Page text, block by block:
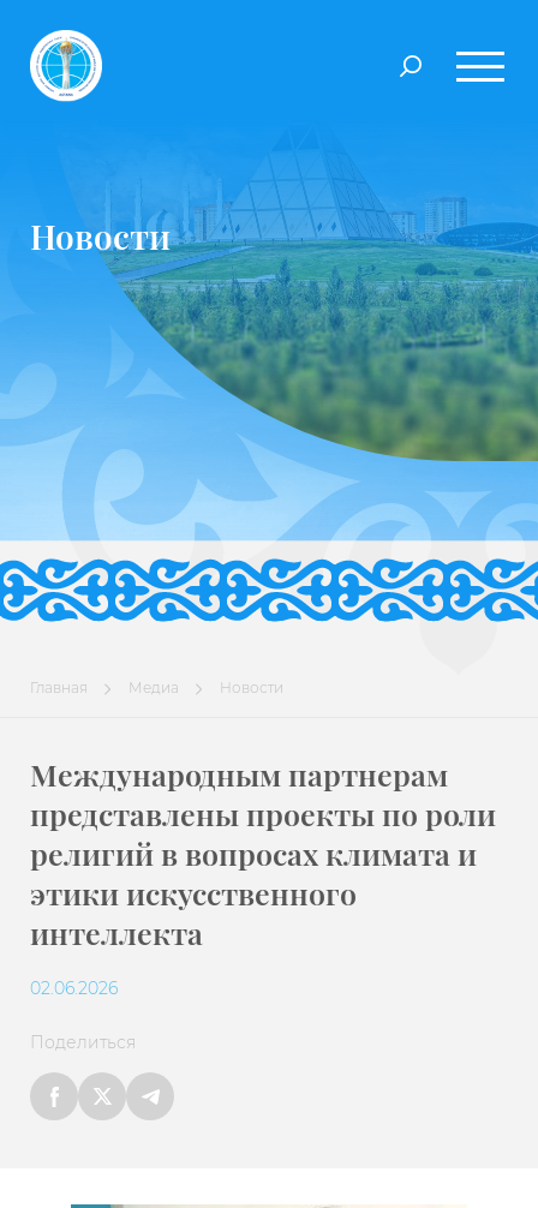
Новости
Главная Медиа Новости
Международным партнерам
представлены проекты по роли
религий в вопросах климата и
этики искусственного
интеллекта
02.06.2026
Поделиться